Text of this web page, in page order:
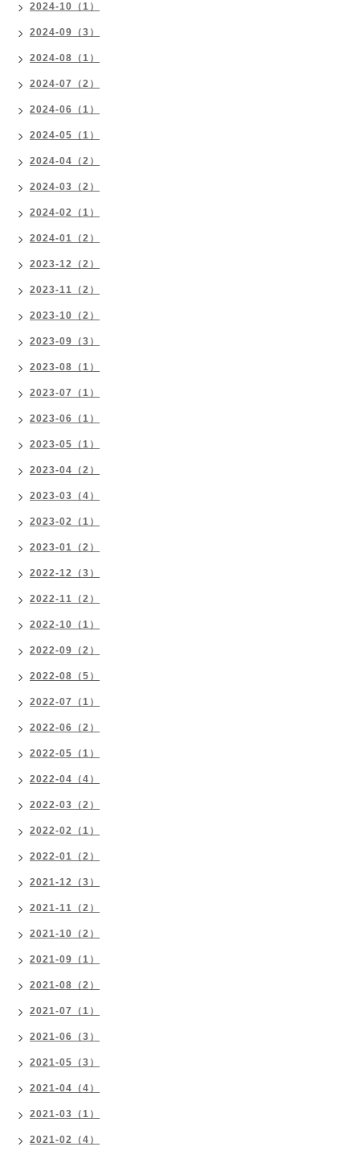
2024-10（1）
2024-09（3）
2024-08（1）
2024-07（2）
2024-06（1）
2024-05（1）
2024-04（2）
2024-03（2）
2024-02（1）
2024-01（2）
2023-12（2）
2023-11（2）
2023-10（2）
2023-09（3）
2023-08（1）
2023-07（1）
2023-06（1）
2023-05（1）
2023-04（2）
2023-03（4）
2023-02（1）
2023-01（2）
2022-12（3）
2022-11（2）
2022-10（1）
2022-09（2）
2022-08（5）
2022-07（1）
2022-06（2）
2022-05（1）
2022-04（4）
2022-03（2）
2022-02（1）
2022-01（2）
2021-12（3）
2021-11（2）
2021-10（2）
2021-09（1）
2021-08（2）
2021-07（1）
2021-06（3）
2021-05（3）
2021-04（4）
2021-03（1）
2021-02（4）